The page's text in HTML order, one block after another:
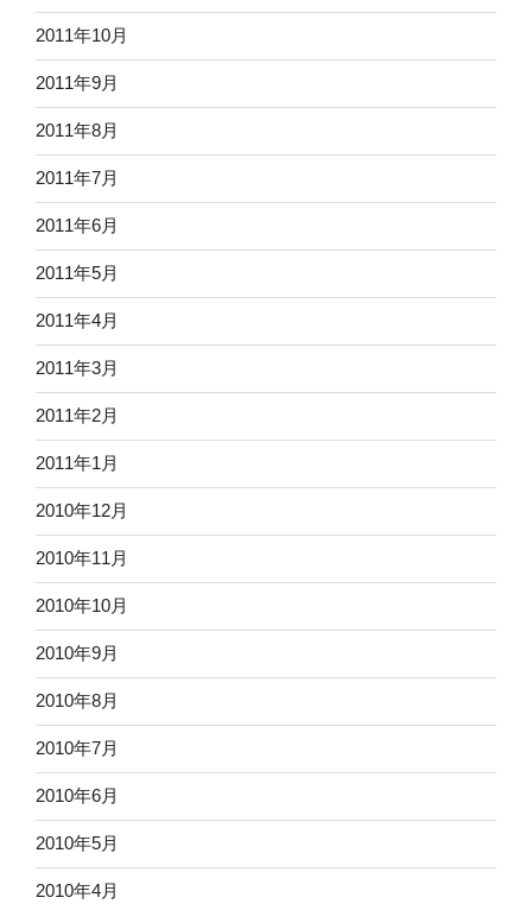
2011年10月
2011年9月
2011年8月
2011年7月
2011年6月
2011年5月
2011年4月
2011年3月
2011年2月
2011年1月
2010年12月
2010年11月
2010年10月
2010年9月
2010年8月
2010年7月
2010年6月
2010年5月
2010年4月